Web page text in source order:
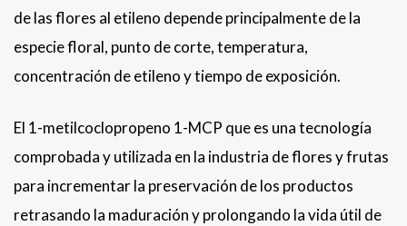
de las flores al etileno depende principalmente de la
especie floral, punto de corte, temperatura,
concentración de etileno y tiempo de exposición.
El 1-metilcoclopropeno 1-MCP que es una tecnología
comprobada y utilizada en la industria de flores y frutas
para incrementar la preservación de los productos
retrasando la maduración y prolongando la vida útil de